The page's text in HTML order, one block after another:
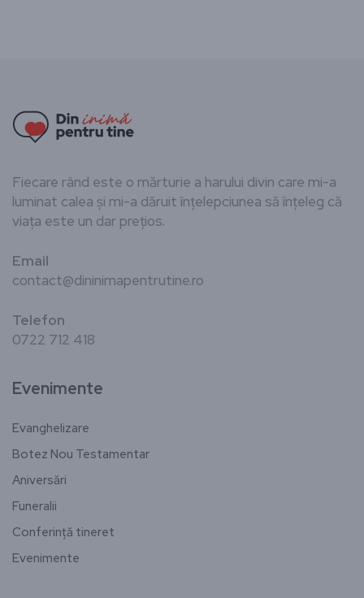
Fiecare rând este o mărturie a harului divin care mi-a
luminat calea și mi-a dăruit înțelepciunea să înțeleg că
viața este un dar prețios.
Email
contact@dininimapentrutine.ro
Telefon
0722 712 418
Evenimente
Evanghelizare
Botez Nou Testamentar
Aniversări
Funeralii
Conferință tineret
Evenimente